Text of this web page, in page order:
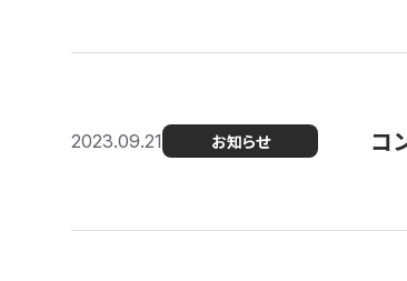
2023.09.21 お知らせ コ